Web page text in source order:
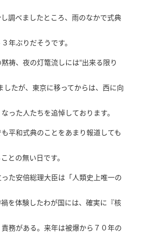
調べましたところ、雨のなかで式典
年ぶりだそうです。
祷、夜の灯篭流しには“出来る限り
したが、東京に移ってからは、西に向
った人たちを追悼しております。
平和式典のことをあまり報道しても
との無い日です。
た安倍総理大臣は「人類史上唯一の
を体験したわが国には、確実に『核
務がある。来年は被爆から７０年の